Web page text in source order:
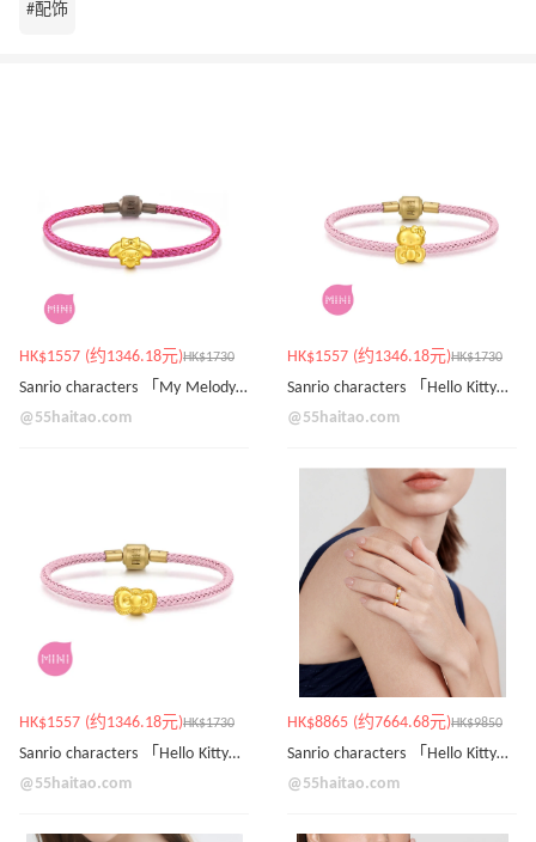
#配饰
HK$1557 (约1346.18元)HK$1730
Sanrio characters 「My Melody」足金愛心串飾
@55haitao.com
HK$1557 (约1346.18元)HK$1730
Sanrio characters 「Hello Kitty」足金蝴蝶結串飾
@55haitao.com
HK$1557 (约1346.18元)HK$1730
Sanrio characters 「Hello Kitty」足金蝴蝶結串飾
@55haitao.com
HK$8865 (约7664.68元)HK$9850
Sanrio characters 「Hello Kitty」999.9黃金珍珠戒指
@55haitao.com